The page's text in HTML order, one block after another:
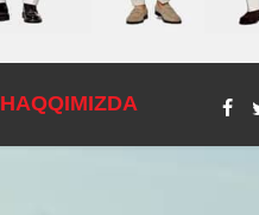
HAQQIMIZDA